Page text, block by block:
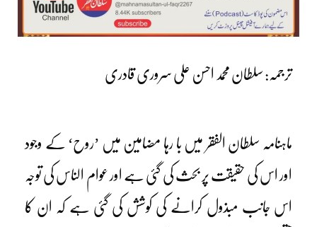
ترجمہ: سلطان محمد احسن علی سروری قادری
ماہنامہ سلطان الفقر میں با رہا مضامین میں ’روح‘ کے وجود
اور اس کی حقیقت پر بحث کی گئی ہے اور عوام الناس کی توجہ
اس جانب مبذول کرانے کی کوشش کی گئی ہے کہ ان کا